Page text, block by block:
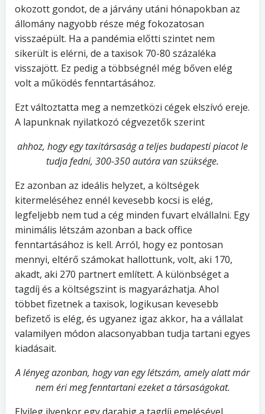
okozott gondot, de a járvány utáni hónapokban az
állomány nagyobb része még fokozatosan
visszaépült. Ha a pandémia előtti szintet nem
sikerült is elérni, de a taxisok 70-80 százaléka
visszajött. Ez pedig a többségnél még bőven elég
volt a működés fenntartásához.
Ezt változtatta meg a nemzetközi cégek elszívó ereje.
A lapunknak nyilatkozó cégvezetők szerint
ahhoz, hogy egy taxitársaság a teljes budapesti piacot le
tudja fedni, 300-350 autóra van szüksége.
Ez azonban az ideális helyzet, a költségek
kitermeléséhez ennél kevesebb kocsi is elég,
legfeljebb nem tud a cég minden fuvart elvállalni. Egy
minimális létszám azonban a back office
fenntartásához is kell. Arról, hogy ez pontosan
mennyi, eltérő számokat hallottunk, volt, aki 170,
akadt, aki 270 partnert említett. A különbséget a
tagdíj és a költségszint is magyarázhatja. Ahol
többet fizetnek a taxisok, logikusan kevesebb
befizető is elég, és ugyanez igaz akkor, ha a vállalat
valamilyen módon alacsonyabban tudja tartani egyes
kiadásait.
A lényeg azonban, hogy van egy létszám, amely alatt már
nem éri meg fenntartani ezeket a társaságokat.